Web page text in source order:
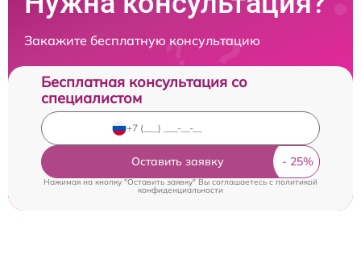
Закажите бесплатную консультацию
Бесплатная консультация со
специалистом
Оставить заявку
Нажимая на кнопку "Оставить заявку" Вы соглашаетесь cполитикой
конфиденциальности